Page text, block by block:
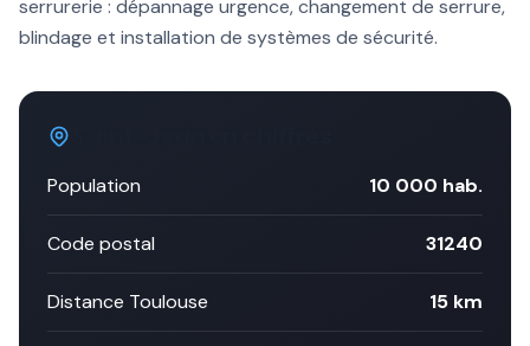
serrurerie : dépannage urgence, changement de serrure,
blindage et installation de systèmes de sécurité.
Population 10 000 hab.
Code postal 31240
Distance Toulouse 15 km